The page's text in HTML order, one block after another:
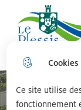
Cookies
Ce site utilise
fonctionnement
Aller
menu
Le plessis robinson